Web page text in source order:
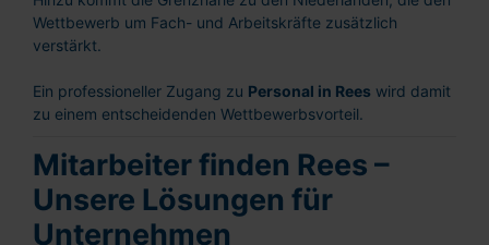
Wettbewerb um Fach- und Arbeitskräfte zusätzlich
verstärkt.
Ein professioneller Zugang zu Personal in Rees wird damit
zu einem entscheidenden Wettbewerbsvorteil.
Mitarbeiter finden Rees –
Unsere Lösungen für
Unternehmen